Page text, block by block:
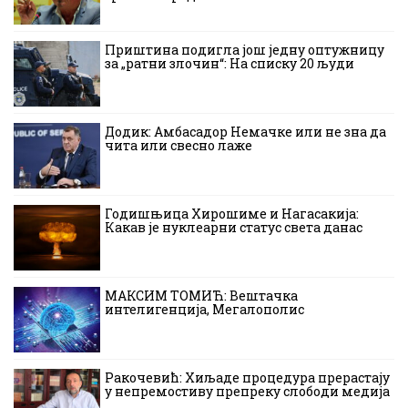
Приштина подигла још једну оптужницу
за „ратни злочин“: На списку 20 људи
Додик: Амбасадор Немачке или не зна да
чита или свесно лаже
Годишњица Хирошиме и Нагасакија:
Какав је нуклеарни статус света данас
МАКСИМ ТОМИЋ: Вештачка
интелигенција, Мегалополис
Ракочевић: Хиљаде процедура прерастају
у непремостиву препреку слободи медија